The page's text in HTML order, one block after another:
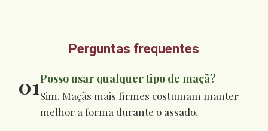
Perguntas frequentes
01Posso usar qualquer tipo de maçã?
Sim. Maçãs mais firmes costumam manter
melhor a forma durante o assado.